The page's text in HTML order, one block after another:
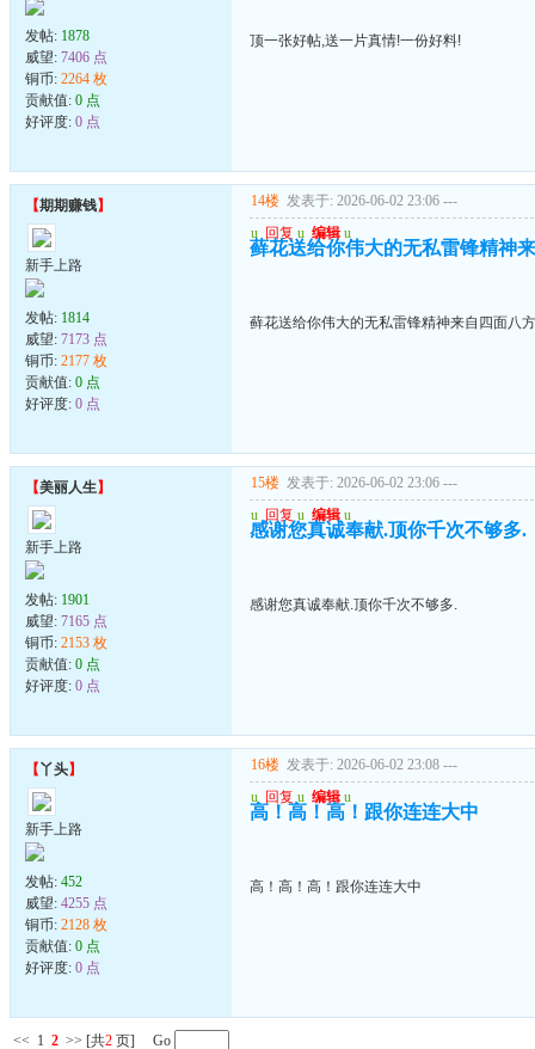
发帖: 1878
威望: 7406 点
铜币: 2264 枚
贡献值: 0 点
好评度: 0 点
顶一张好帖,送一片真情!一份好料!
【期期赚钱】
新手上路
发帖: 1814
威望: 7173 点
铜币: 2177 枚
贡献值: 0 点
好评度: 0 点
14楼 发表于: 2026-06-02 23:06 ---
u 回复 u 编辑 u
藓花送给你伟大的无私雷锋精神
藓花送给你伟大的无私雷锋精神来自四面八
【美丽人生】
新手上路
发帖: 1901
威望: 7165 点
铜币: 2153 枚
贡献值: 0 点
好评度: 0 点
15楼 发表于: 2026-06-02 23:06 ---
u 回复 u 编辑 u
感谢您真诚奉献.顶你千次不够多.
感谢您真诚奉献.顶你千次不够多.
【丫头】
新手上路
发帖: 452
威望: 4255 点
铜币: 2128 枚
贡献值: 0 点
好评度: 0 点
16楼 发表于: 2026-06-02 23:08 ---
u 回复 u 编辑 u
高！高！高！跟你连连大中
高！高！高！跟你连连大中
<< 1 2 >> [共2 页] Go